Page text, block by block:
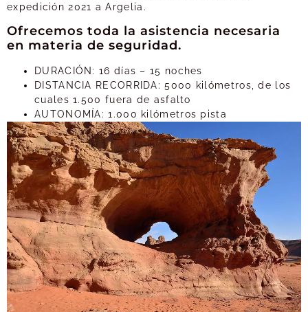
expedición 2021 a Argelia.
Ofrecemos toda la asistencia necesaria
en materia de seguridad.
DURACIÓN: 16 días – 15 noches
DISTANCIA RECORRIDA: 5000 kilómetros, de los
cuales 1.500 fuera de asfalto
AUTONOMÍA: 1.000 kilómetros pista